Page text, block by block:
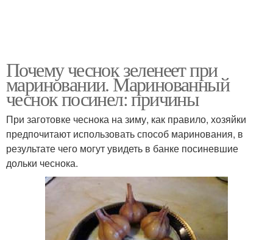
Почему чеснок зеленеет при
мариновании. Маринованный
чеснок посинел: причины
При заготовке чеснока на зиму, как правило, хозяйки
предпочитают использовать способ маринования, в
результате чего могут увидеть в банке посиневшие
дольки чеснока.